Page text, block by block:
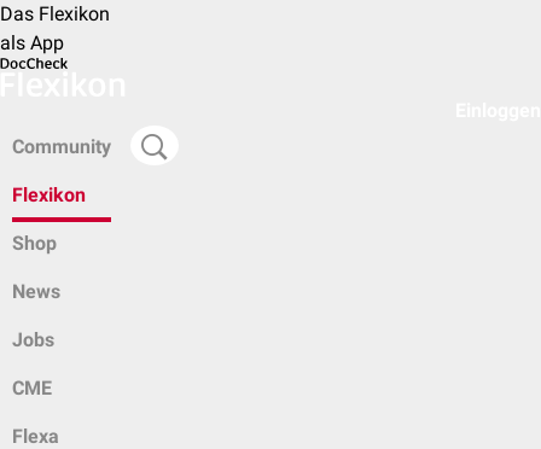
Das Flexikon
als App
Community
Flexikon
Shop
News
Jobs
CME
Flexa